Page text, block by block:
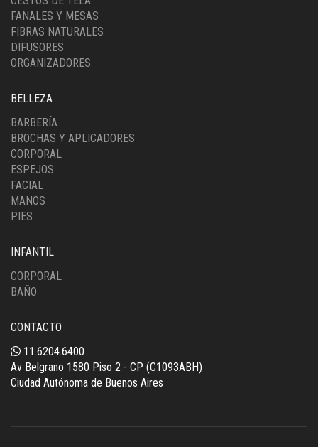
FANALES Y MESAS
FIBRAS NATURALES
DIFUSORES
ORGANIZADORES
BELLEZA
BARBERÍA
BROCHAS Y APLICADORES
CORPORAL
ESPEJOS
FACIAL
MANOS
PIES
INFANTIL
CORPORAL
BAÑO
CONTACTO
11.6204.6400
Av Belgrano 1580 Piso 2 - CP (C1093ABH)
Ciudad Autónoma de Buenos Aires